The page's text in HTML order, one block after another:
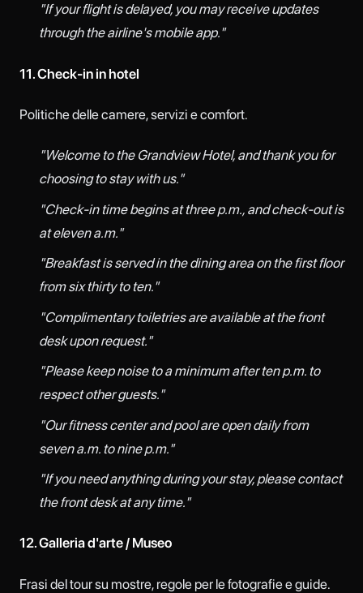
"If your flight is delayed, you may receive updates
through the airline's mobile app."
11. Check-in in hotel
Politiche delle camere, servizi e comfort.
"Welcome to the Grandview Hotel, and thank you for
choosing to stay with us."
"Check-in time begins at three p.m., and check-out is
at eleven a.m."
"Breakfast is served in the dining area on the first floor
from six thirty to ten."
"Complimentary toiletries are available at the front
desk upon request."
"Please keep noise to a minimum after ten p.m. to
respect other guests."
"Our fitness center and pool are open daily from
seven a.m. to nine p.m."
"If you need anything during your stay, please contact
the front desk at any time."
12. Galleria d'arte / Museo
Frasi del tour su mostre, regole per le fotografie e guide.